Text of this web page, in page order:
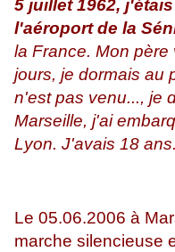
5 juillet 1962,
l'aéroport de la
la France. Mon père
jours, je dormais au
n'est pas venu..., je
Marseille, j'ai
Lyon. J'avais 18
Le 05.06.2006 à
marche silencieuse